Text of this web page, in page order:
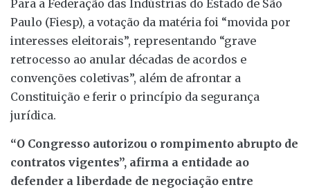
Para a Federação das Indústrias do Estado de São
Paulo (Fiesp), a votação da matéria foi “movida por
interesses eleitorais”, representando “grave
retrocesso ao anular décadas de acordos e
convenções coletivas”, além de afrontar a
Constituição e ferir o princípio da segurança
jurídica.
“O Congresso autorizou o rompimento abrupto de
contratos vigentes”, afirma a entidade ao
defender a liberdade de negociação entre